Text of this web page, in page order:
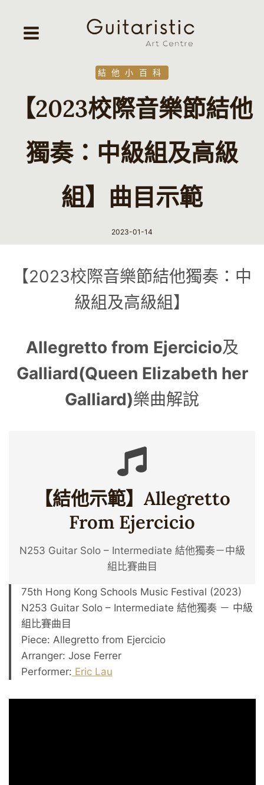
content
結他小百科
【2023校際音樂節結他
獨奏：中級組及高級
組】曲目示範
By
Guitaristic
2023-01-14
【2023校際音樂節結他獨奏：中
級組及高級組】
Allegretto from Ejercicio及
Galliard(Queen Elizabeth her
Galliard)樂曲解說
【結他示範】Allegretto
From Ejercicio
N253 Guitar Solo – Intermediate 結他獨奏－中級
組比賽曲目
75th Hong Kong Schools Music Festival (2023)
N253 Guitar Solo – Intermediate 結他獨奏 － 中級
組比賽曲目
Piece: Allegretto from Ejercicio
Arranger: Jose Ferrer
Performer: Eric Lau